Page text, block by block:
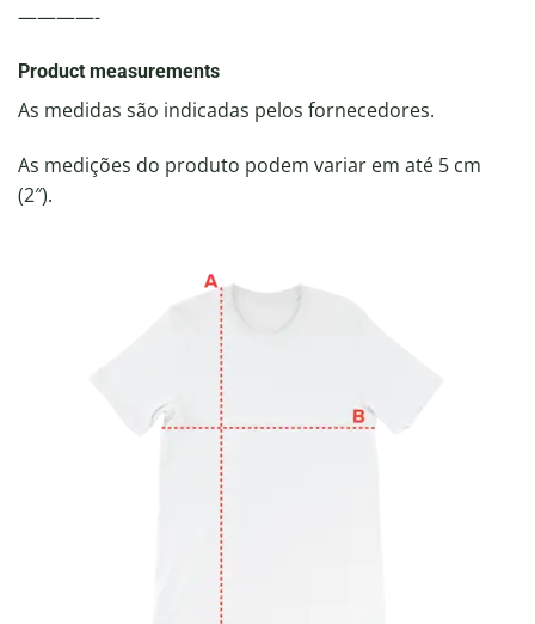
————-
Product measurements
As medidas são indicadas pelos fornecedores.
As medições do produto podem variar em até 5 cm
(2″).